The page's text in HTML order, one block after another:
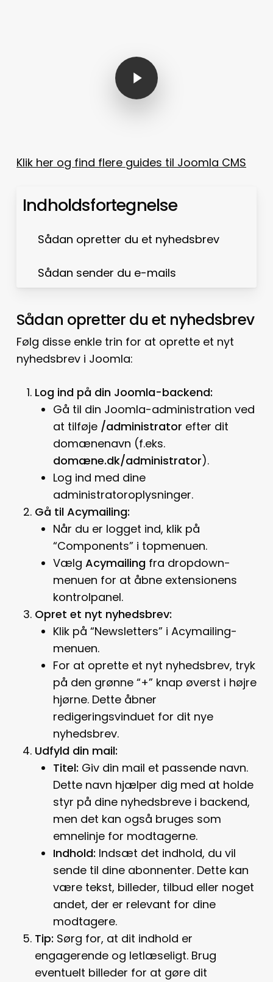
Play Video
Klik her og find flere guides til Joomla CMS
Indholdsfortegnelse
Sådan opretter du et nyhedsbrev
Sådan sender du e-mails
Sådan opretter du et nyhedsbrev
Følg disse enkle trin for at oprette et nyt
nyhedsbrev i Joomla:
Log ind på din Joomla-backend:
Gå til din Joomla-administration ved
at tilføje /administrator efter dit
domænenavn (f.eks.
domæne.dk/administrator).
Log ind med dine
administratoroplysninger.
Gå til Acymailing:
Når du er logget ind, klik på
“Components” i topmenuen.
Vælg Acymailingfra dropdown-
menuen for at åbne extensionens
kontrolpanel.
Opret et nyt nyhedsbrev:
Klik på “Newsletters” i Acymailing-
menuen.
For at oprette et nyt nyhedsbrev, tryk
på den grønne “+” knap øverst i højre
hjørne. Dette åbner
redigeringsvinduet for dit nye
nyhedsbrev.
Udfyld din mail:
Titel: Giv din mail et passende navn.
Dette navn hjælper dig med at holde
styr på dine nyhedsbreve i backend,
men det kan også bruges som
emnelinje for modtagerne.
Indhold: Indsæt det indhold, du vil
sende til dine abonnenter. Dette kan
være tekst, billeder, tilbud eller noget
andet, der er relevant for dine
modtagere.
Tip: Sørg for, at dit indhold er
engagerende og letlæseligt. Brug
eventuelt billeder for at gøre dit